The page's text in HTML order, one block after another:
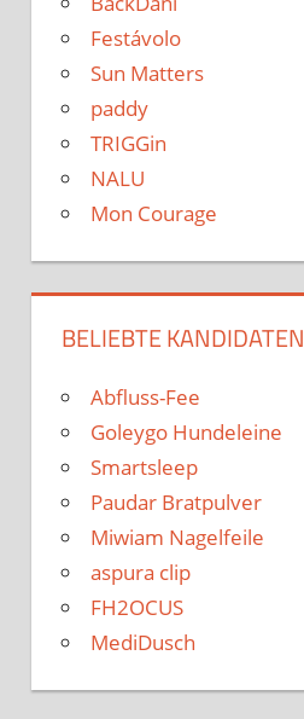
Festávolo
Sun Matters
paddy
TRIGGin
NALU
Mon Courage
BELIEBTE KANDIDATEN
Abfluss-Fee
Goleygo Hundeleine
Smartsleep
Paudar Bratpulver
Miwiam Nagelfeile
aspura clip
FH2OCUS
MediDusch